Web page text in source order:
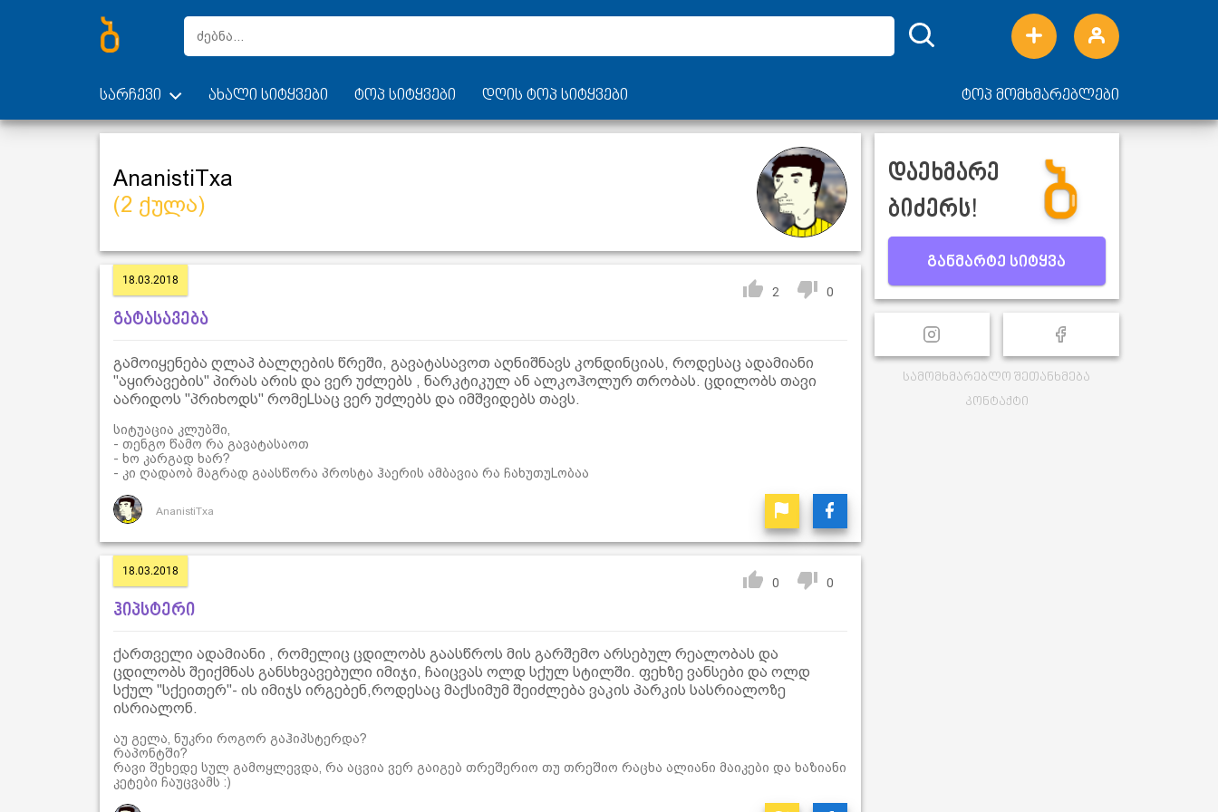
სარჩევი ახალი სიტყვები ტოპ სიტყვები დღის ტოპ სიტყვები ტოპ მომხმარებლები
AnanistiTxa
(2 ქულა)
18.03.2018
2 0
გატასავება
გამოიყენება ღლაპ ბალღების წრეში, გავატასავოთ აღნიშნავს კონდინციას, როდესაც ადამიანი
"აყირავების" პირას არის და ვერ უძლებს , ნარკტიკულ ან ალკოჰოლურ თრობას. ცდილობს თავი
აარიდოს "პრიხოდს" რომეLსაც ვერ უძლებს და იმშვიდებს თავს.
სიტუაცია კლუბში,
- თენგო წამო რა გავატასაოთ
- ხო კარგად ხარ?
- კი ღადაობ მაგრად გაასწორა პროსტა ჰაერის ამბავია რა ჩახუთუLობაა
AnanistiTxa
18.03.2018
0 0
ჰიპსტერი
ქართველი ადამიანი , რომელიც ცდილობს გაასწროს მის გარშემო არსებულ რეალობას და
ცდილობს შეიქმნას განსხვავებული იმიჯი, ჩაიცვას ოლდ სქულ სტილში. ფეხზე ვანსები და ოლდ
სქულ "სქეითერ"- ის იმიჯს ირგებენ,როდესაც მაქსიმუმ შეიძლება ვაკის პარკის სასრიალოზე
ისრიალონ.
აუ გელა, ნუკრი როგორ გაჰიპსტერდა?
რაპონტში?
რავი შეხედე სულ გამოყლევდა, რა აცვია ვერ გაიგებ თრეშერიო თუ თრეშიო რაცხა ალიანი მაიკები და ხაზიანი
კეტები ჩაუცვამს :)
დაეხმარე
ბიძერს!
განმარტე სიტყვა
სამომხმარებლო შეთანხმება
კონტაქტი